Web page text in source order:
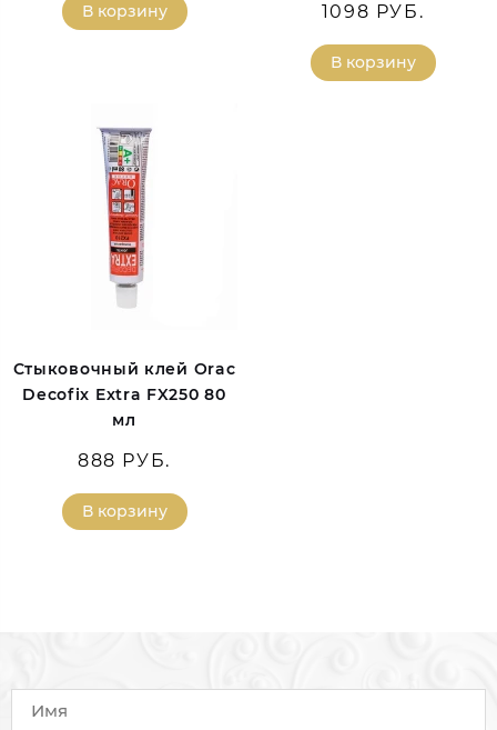
В корзину 1098 РУБ.
В корзину
Стыковочный клей Orac
Decofix Extra FX250 80
мл
888 РУБ.
В корзину